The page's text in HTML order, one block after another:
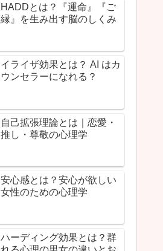
HADDとは？『運命』『ご
縁』を生み出す脳のしくみ
イライザ効果とは？ AI はカ
ウンセラーになれる？
自己拡張理論とは｜恋愛・
推し・尊敬の心理学
安心感とは？安心が欲しい
女性のための心理学
ハーディング効果とは？群